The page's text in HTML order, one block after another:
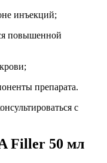
инъекций;
повышенной
препарата.
с
Filler 50 мл